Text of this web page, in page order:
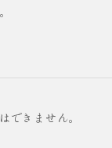
できません。